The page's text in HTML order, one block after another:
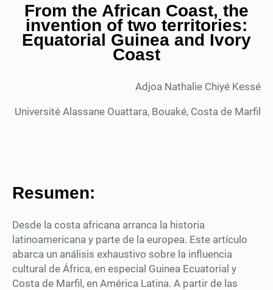
From the African Coast, the
invention of two territories:
Equatorial Guinea and Ivory
Coast
Adjoa Nathalie Chiyé Kessé
Université Alassane Ouattara, Bouaké, Costa de Marfil
Resumen:
Desde la costa africana arranca la historia
latinoamericana y parte de la europea. Este artículo
abarca un análisis exhaustivo sobre la influencia
cultural de África, en especial Guinea Ecuatorial y
Costa de Marfil, en América Latina. A partir de las